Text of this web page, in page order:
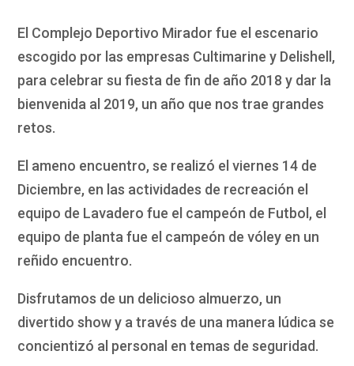
El Complejo Deportivo Mirador fue el escenario
escogido por las empresas Cultimarine y Delishell,
para celebrar su fiesta de fin de año 2018 y dar la
bienvenida al 2019, un año que nos trae grandes
retos.
El ameno encuentro, se realizó el viernes 14 de
Diciembre, en las actividades de recreación el
equipo de Lavadero fue el campeón de Futbol, el
equipo de planta fue el campeón de vóley en un
reñido encuentro.
Disfrutamos de un delicioso almuerzo, un
divertido show y a través de una manera lúdica se
concientizó al personal en temas de seguridad.